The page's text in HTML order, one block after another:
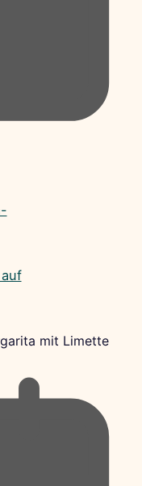
mit Limette